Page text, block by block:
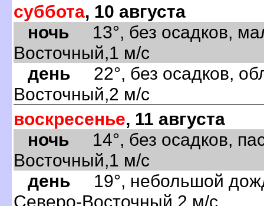
суббота, 10 августа
ночь 13°, без осадков,
Восточный,1 м/с
день 22°, без осадков,
Восточный,2 м/с
воскресенье, 11 августа
ночь 14°, без осадков,
Восточный,1 м/с
день 19°, небольшой
Северо-Восточный,2 м/с